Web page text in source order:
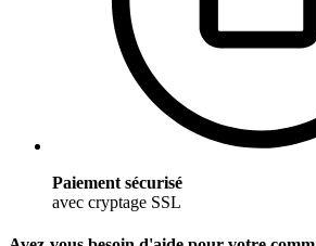
Paiement sécurisé
avec cryptage SSL